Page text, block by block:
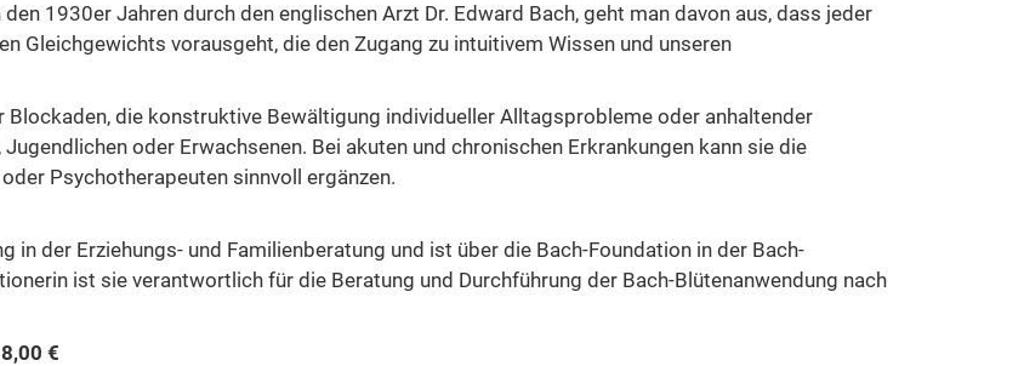
1930er Jahren durch den englischen Arzt Dr. Edward Bach, geht man davon aus, dass jeder
Gleichgewichts vorausgeht, die den Zugang zu intuitivem Wissen und unseren
die konstruktive Bewältigung individueller Alltagsprobleme oder anhaltender
oder Erwachsenen. Bei akuten und chronischen Erkrankungen kann sie die
Psychotherapeuten sinnvoll ergänzen.
in der Erziehungs- und Familienberatung und ist über die Bach-Foundation in der Bach-
ist sie verantwortlich für die Beratung und Durchführung der Bach-Blütenanwendung nach
€